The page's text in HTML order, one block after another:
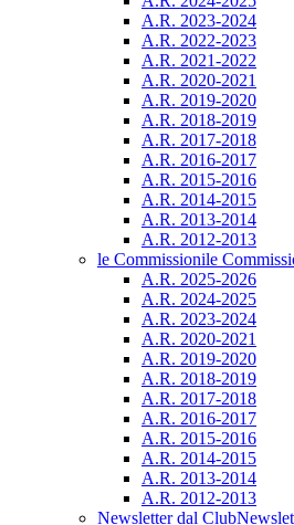
A.R. 2023-2024
A.R. 2022-2023
A.R. 2021-2022
A.R. 2020-2021
A.R. 2019-2020
A.R. 2018-2019
A.R. 2017-2018
A.R. 2016-2017
A.R. 2015-2016
A.R. 2014-2015
A.R. 2013-2014
A.R. 2012-2013
le Commissionile
A.R. 2025-2026
A.R. 2024-2025
A.R. 2023-2024
A.R. 2020-2021
A.R. 2019-2020
A.R. 2018-2019
A.R. 2017-2018
A.R. 2016-2017
A.R. 2015-2016
A.R. 2014-2015
A.R. 2013-2014
A.R. 2012-2013
Newsletter dal Club